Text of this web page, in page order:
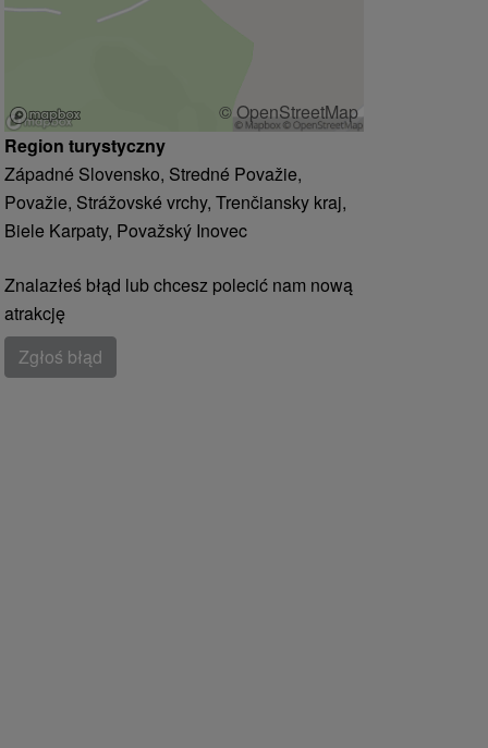
© OpenStreetMap
Region turystyczny
Západné Slovensko, Stredné Považie,
Považie, Strážovské vrchy, Trenčiansky kraj,
Biele Karpaty, Považský Inovec
Znalazłeś błąd lub chcesz polecić nam nową
atrakcję
Zgłoś błąd